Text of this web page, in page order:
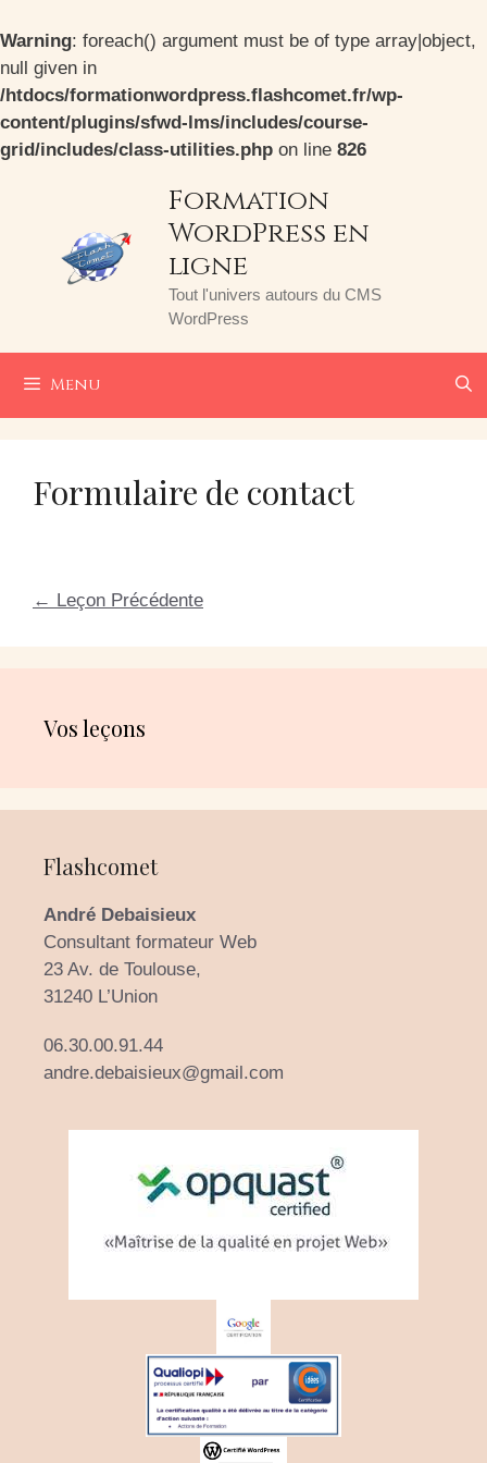
Warning: foreach() argument must be of type array|object,
null given in
/htdocs/formationwordpress.flashcomet.fr/wp-
content/plugins/sfwd-lms/includes/course-
grid/includes/class-utilities.php on line 826
Formation
WordPress en
ligne
Tout l'univers autours du CMS
WordPress
Menu
Formulaire de contact
← Leçon Précédente
Vos leçons
Flashcomet
André Debaisieux
Consultant formateur Web
23 Av. de Toulouse,
31240 L’Union
06.30.00.91.44
andre.debaisieux@gmail.com